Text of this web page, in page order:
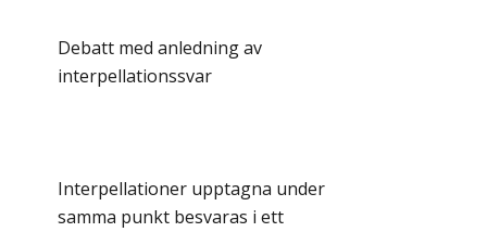
Debatt med anledning av
interpellationssvar
Interpellationer upptagna under
samma punkt besvaras i ett